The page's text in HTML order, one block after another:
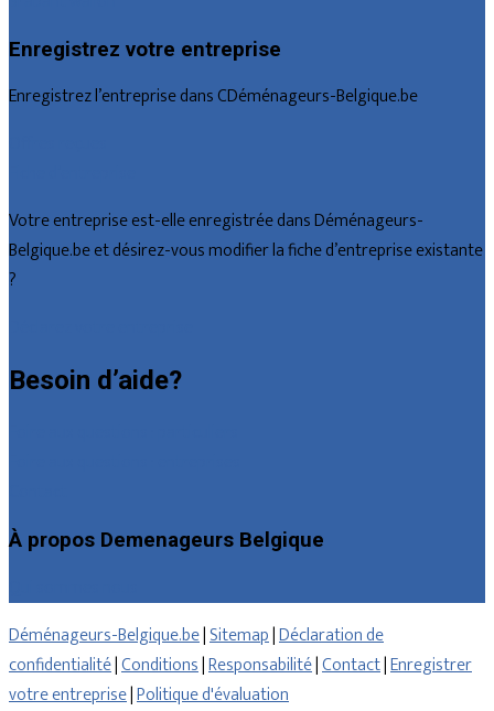
Enregistrez votre entreprise
Enregistrez l’entreprise dans CDéménageurs-Belgique.be
Votre entreprise est-elle enregistrée dans Déménageurs-
Belgique.be et désirez-vous modifier la fiche d’entreprise existante
?
Besoin d’aide?
À propos Demenageurs Belgique
Déménageurs-Belgique.be|Sitemap|Déclaration de
confidentialité|Conditions|Responsabilité|Contact|Enregistrer
votre entreprise|Politique d'évaluation